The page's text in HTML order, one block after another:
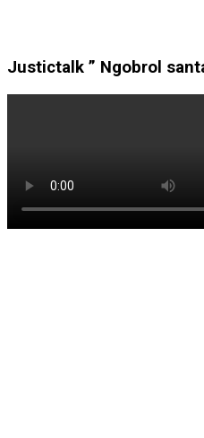
Justictalk ” Ngobrol